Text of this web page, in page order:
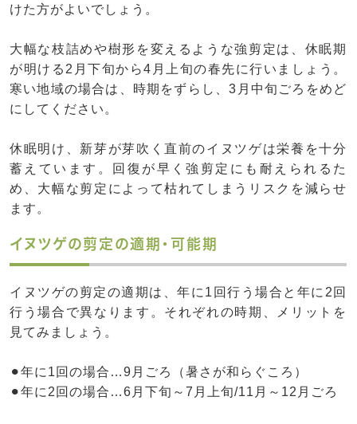
けた方がよいでしょう。
大幅な枝詰めや樹形を変えるような強剪定は、休眠期
が明ける2月下旬から4月上旬の春先に行いましょう。
寒い地域の場合は、時期をずらし、3月中旬ごろをめど
にしてください。
休眠明け、新芽が芽吹く直前のイヌツゲは栄養を十分
蓄えています。回復が早く強剪定にも耐えられるた
め、大幅な剪定によって枯れてしまうリスクを減らせ
ます。
イヌツゲの剪定の適期・可能期
イヌツゲの剪定の適期は、年に1回行う場合と年に2回
行う場合で異なります。それぞれの時期、メリットを
見てみましょう。
⚫︎年に1回の場合…9月ごろ（暑さが和らぐころ）
⚫︎年に2回の場合…6月下旬～7月上旬/11月～12月ごろ